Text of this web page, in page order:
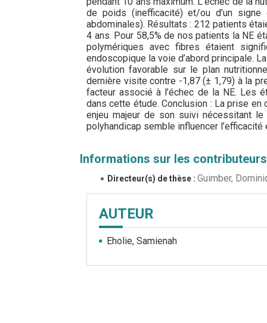
de poids (inefficacité) et/ou d’un
abdominales). Résultats : 212 patients
4 ans. Pour 58,5% de nos patients la NE
polymériques avec fibres étaient
endoscopique la voie d’abord principale.
évolution favorable sur le plan
dernière visite contre -1,87 (± 1,79) à la
facteur associé à l’échec de la NE. Les
dans cette étude. Conclusion : La prise
enjeu majeur de son suivi nécessitant
polyhandicap semble influencer
Informations sur les contributeurs
Directeur(s) de thèse : Guimber,
AUTEUR
Eholie, Samienah